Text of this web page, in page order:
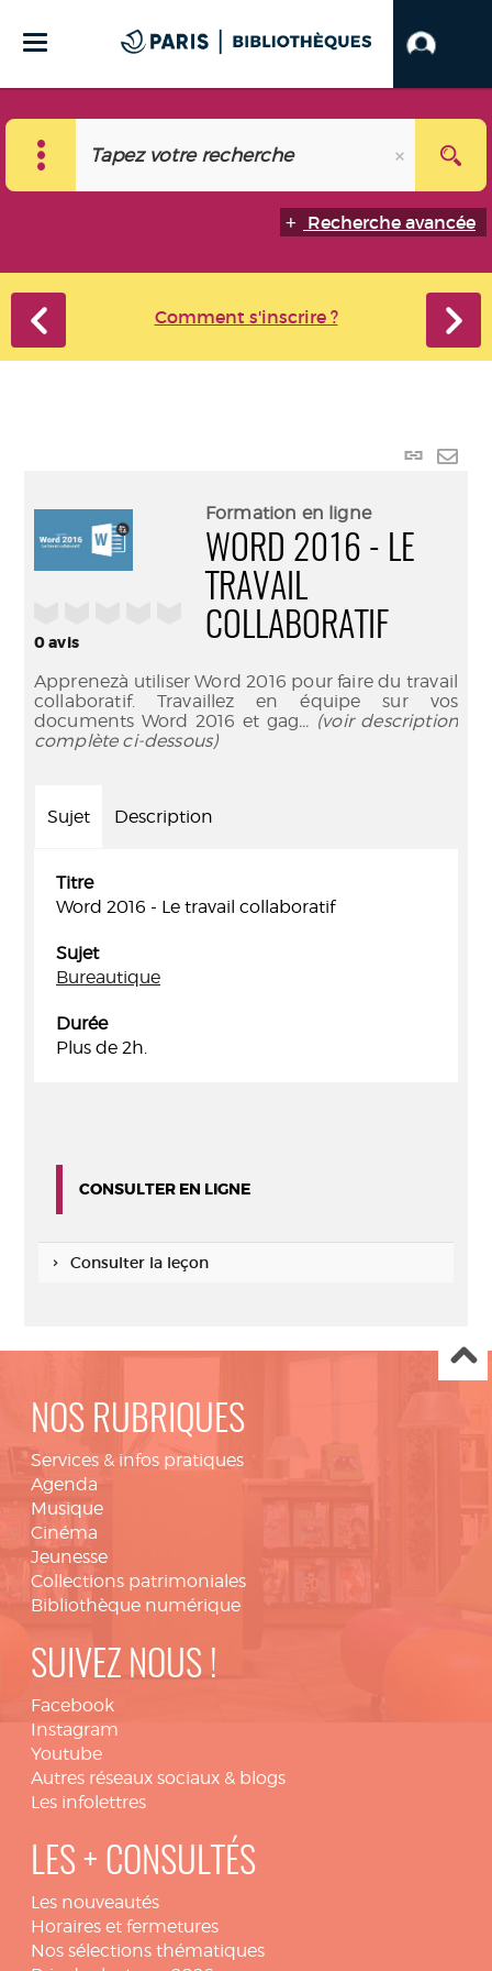
Recherche avancée
Comment s'inscrire ?
Lien
0avis
Formation en ligne
WORD 2016 - LE
TRAVAIL
COLLABORATIF
Apprenezà utiliser Word 2016 pour faire du travail
collaboratif. Travaillez en équipe sur vos
documents Word 2016 et gag... (voir description
complète ci-dessous)
Sujet Description
Titre
Word 2016 - Le travail collaboratif
Sujet
Bureautique
Durée
Plus de 2h.
CONSULTER EN LIGNE
Consulter la leçon
NOS RUBRIQUES
Services & infos pratiques
Agenda
Musique
Cinéma
Jeunesse
Collections patrimoniales
Bibliothèque numérique
SUIVEZ NOUS !
Facebook
Instagram
Youtube
Autres réseaux sociaux & blogs
Les infolettres
LES + CONSULTÉS
Les nouveautés
Horaires et fermetures
Nos sélections thématiques